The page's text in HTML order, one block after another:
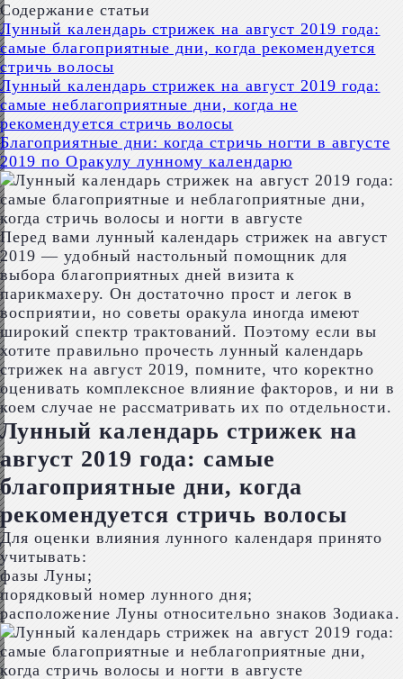
Содержание статьи
Лунный календарь стрижек на август 2019 года:
самые благоприятные дни, когда рекомендуется
стричь волосы
Лунный календарь стрижек на август 2019 года:
самые неблагоприятные дни, когда не
рекомендуется стричь волосы
Благоприятные дни: когда стричь ногти в августе
2019 по Оракулу лунному календарю
Перед вами лунный календарь стрижек на август
2019 — удобный настольный помощник для
выбора благоприятных дней визита к
парикмахеру. Он достаточно прост и легок в
восприятии, но советы оракула иногда имеют
широкий спектр трактований. Поэтому если вы
хотите правильно прочесть лунный календарь
стрижек на август 2019, помните, что коректно
оценивать комплексное влияние факторов, и ни в
коем случае не рассматривать их по отдельности.
Лунный календарь стрижек на
август 2019 года: самые
благоприятные дни, когда
рекомендуется стричь волосы
Для оценки влияния лунного календаря принято
учитывать:
фазы Луны;
порядковый номер лунного дня;
расположение Луны относительно знаков Зодиака.